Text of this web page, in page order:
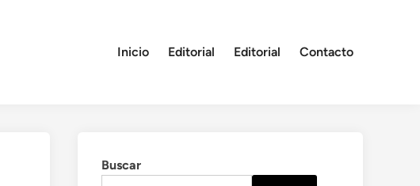
Inicio Editorial Editorial Contacto
Buscar